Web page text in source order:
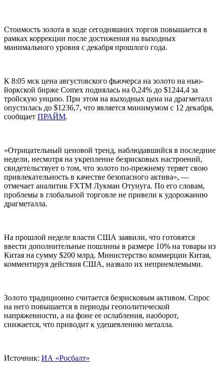
Стоимость золота в ходе сегодняшних торгов повышается в
рамках коррекции после достижения на выходных
минимального уровня с декабря прошлого года.
К 8:05 мск цена августовского фьючерса на золото на нью-
йоркской бирже Comex поднялась на 0,24% до $1244,4 за
тройскую унцию. При этом на выходных цена на драгметалл
опустилась до $1236,7, что является минимумом с 12 декабря,
сообщает ПРАЙМ.
«Отрицательный ценовой тренд, наблюдавшийся в последние
недели, несмотря на укрепление безрисковых настроений,
свидетельствует о том, что золото по-прежнему теряет свою
привлекательность в качестве безопасного актива», —
отмечает аналитик FXTM Лукман Отунуга. По его словам,
проблемы в глобальной торговле не привели к удорожанию
драгметалла.
На прошлой неделе власти США заявили, что готовятся
ввести дополнительные пошлины в размере 10% на товары из
Китая на сумму $200 млрд. Министерство коммерции Китая,
комментируя действия США, назвало их неприемлемыми.
Золото традиционно считается безрисковым активом. Спрос
на него повышается в периоды геополитической
напряженности, а на фоне ее ослабления, наоборот,
снижается, что приводит к удешевлению металла.
Источник: ИА «Росбалт»